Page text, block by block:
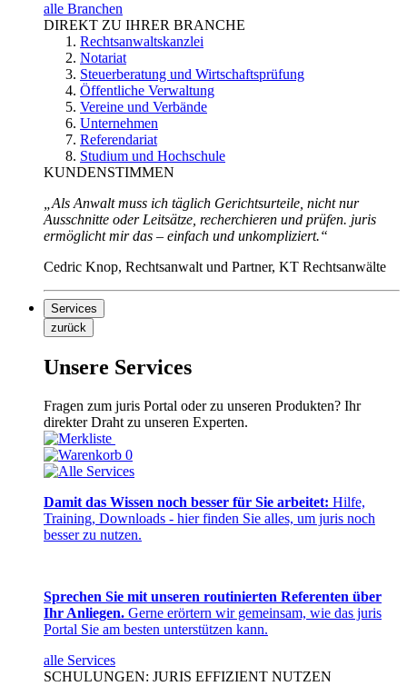
alle Branchen
DIREKT ZU IHRER BRANCHE
Rechtsanwaltskanzlei
Notariat
Steuerberatung und Wirtschaftsprüfung
Öffentliche Verwaltung
Vereine und Verbände
Unternehmen
Referendariat
Studium und Hochschule
KUNDENSTIMMEN
„Als Anwalt muss ich täglich Gerichtsurteile, nicht nur
Ausschnitte oder Leitsätze, recherchieren und prüfen. juris
ermöglicht mir das – einfach und unkompliziert.“
Cedric Knop, Rechtsanwalt und Partner, KT Rechtsanwälte
Services
zurück
Unsere Services
Fragen zum juris Portal oder zu unseren Produkten? Ihr
direkter Draht zu unseren Experten.
0
Damit das Wissen noch besser für Sie arbeitet: Hilfe,
Training, Downloads - hier finden Sie alles, um juris noch
besser zu nutzen.
Sprechen Sie mit unseren routinierten Referenten über
Ihr Anliegen. Gerne erörtern wir gemeinsam, wie das juris
Portal Sie am besten unterstützen kann.
alle Services
SCHULUNGEN: JURIS EFFIZIENT NUTZEN